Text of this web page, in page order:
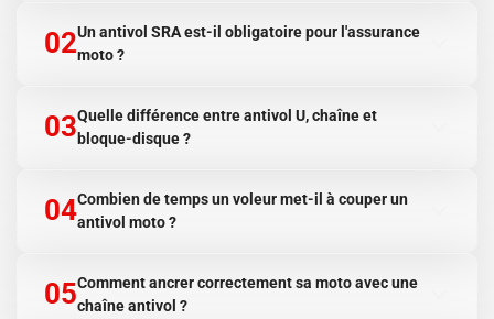
02Un antivol SRA est-il obligatoire pour l'assurance
moto ?
Vérifiez votre contrat : certains assureurs imposent 1 antivol SRA,
d'autres 2. Sans antivol SRA, vous risquez une réduction ou un refus
03Quelle différence entre antivol U, chaîne et
bloque-disque ?
moto, la roue ET un point fixe simultanément — la plus polyvalente.
Bloque-disque : compact, portable, dissuade le déplacement
disque alarme en complément.
04Combien de temps un voleur met-il à couper un
antivol moto ?
chaînes Grade 14 à 15 (hardox, manganèse) résistent jusqu'à 3 à 5
minutes sous attaque meuleuse — suffisant pour attirer l'attention.
05Comment ancrer correctement sa moto avec une
chaîne antivol ?